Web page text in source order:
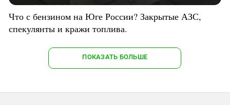
Что с бензином на Юге России? Закрытые АЗС,
спекулянты и кражи топлива.
ПОКАЗАТЬ БОЛЬШЕ